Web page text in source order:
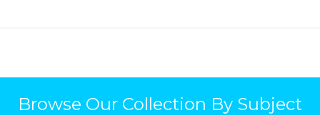
Browse Our Collection By Subject